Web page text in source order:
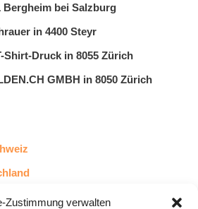
Zustimmung verwalten
Bergheim bei Salzburg
in 4400 Steyr
Druck in 8055 Zürich
GMBH in 8050 Zürich